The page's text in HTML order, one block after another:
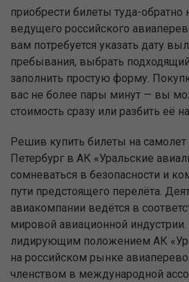
приобрести билеты туда-
ведущего российского
вам потребуется указать дату
пребывания, выбрать
заполнить простую форму.
вас не более пары минут — вы
стоимость сразу или разбить её
Решив купить билеты на
Петербург в АК «Уральские
сомневаться в безопасности и
пути предстоящего перелёта.
авиакомпании ведётся в
мировой авиационной
лидирующим положением АК
на российском рынке
членством в международной